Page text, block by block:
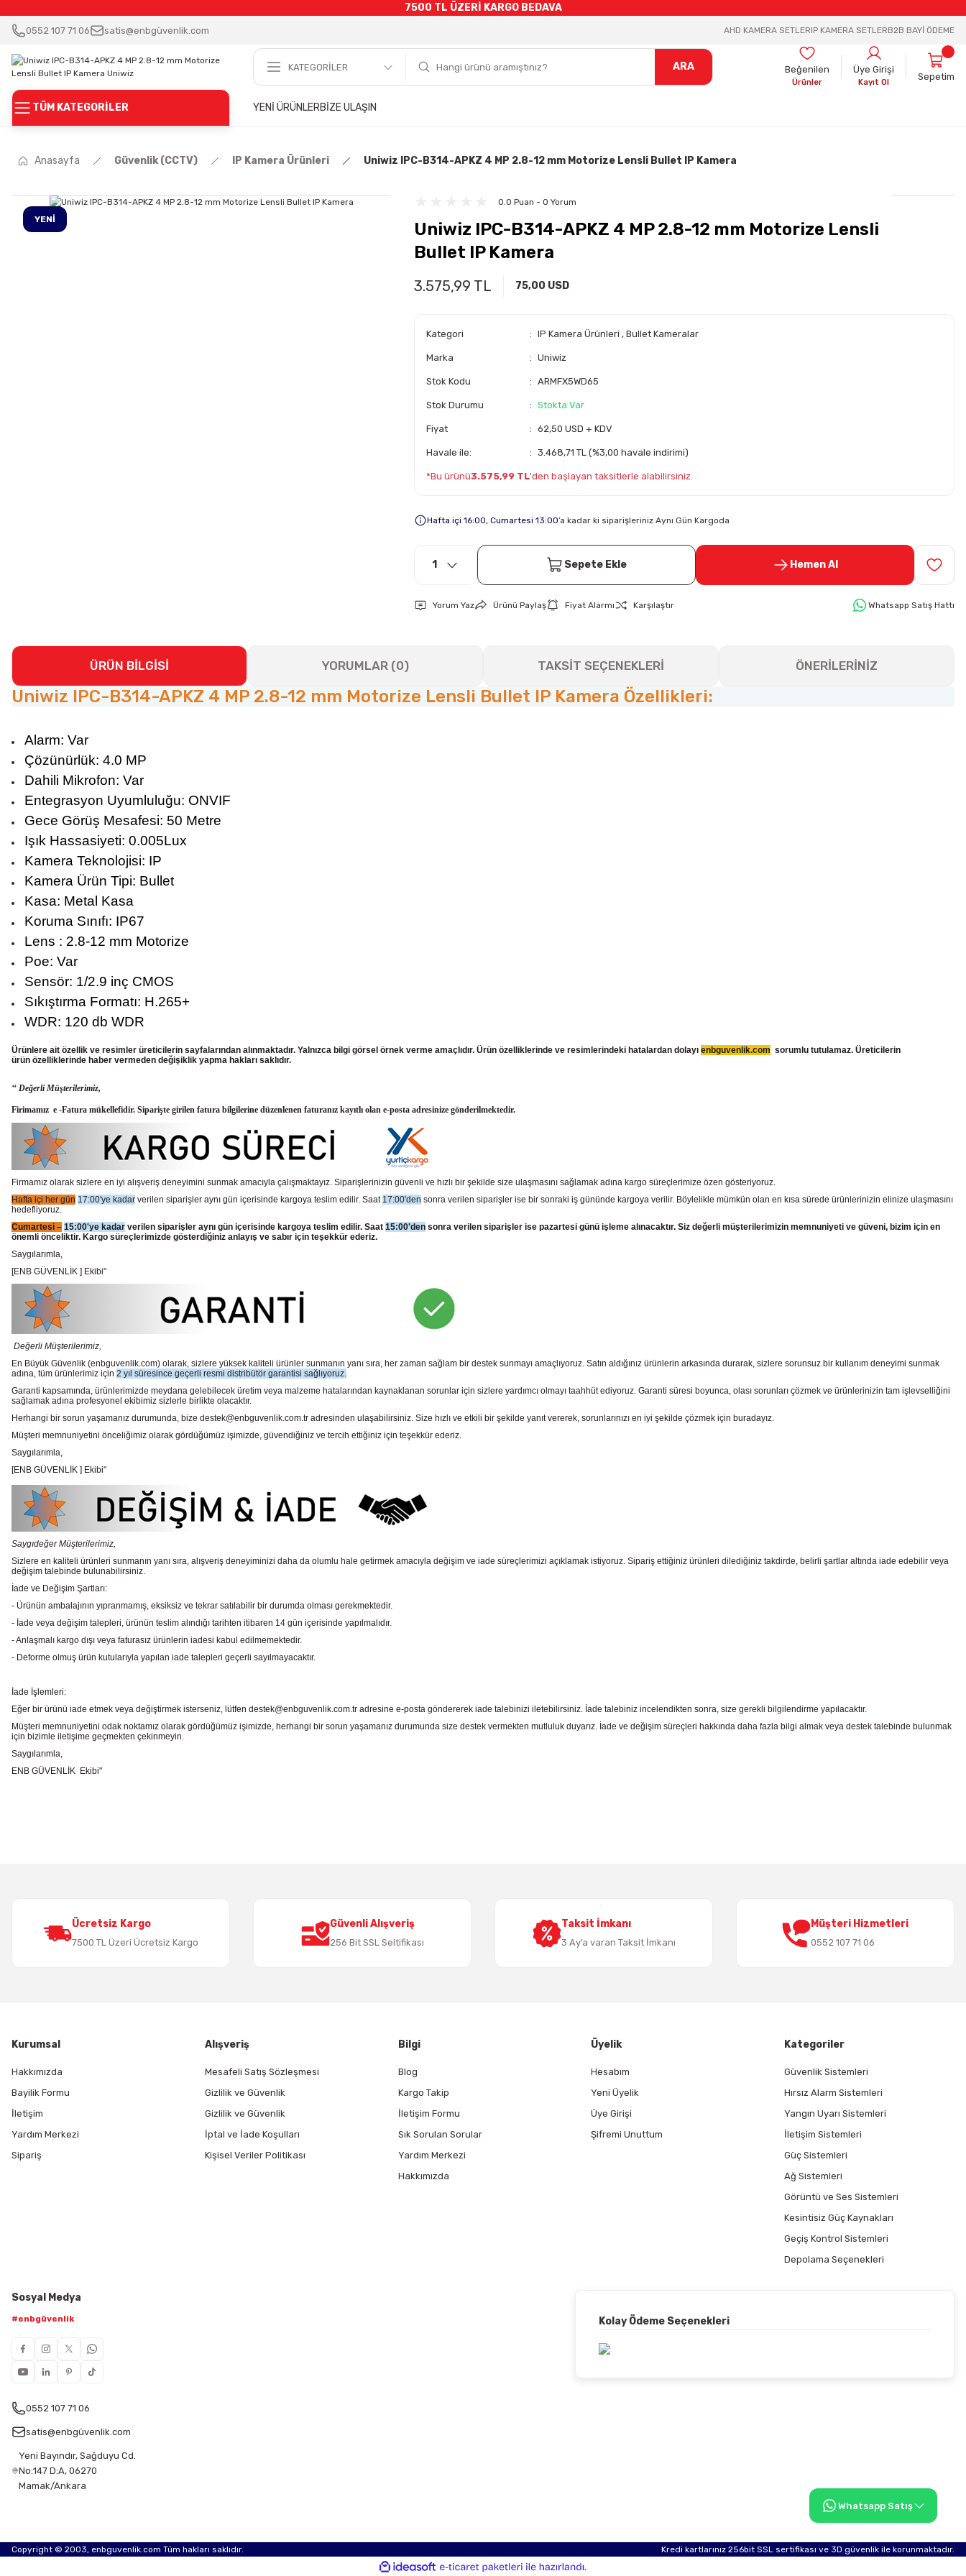
7500 TL ÜZERİ KARGO BEDAVA
0552 107 71 06 satis@enbgüvenlik.com AHD KAMERA SETLERIP KAMERA SETLERB2B BAYİ ÖDEME
ARA Beğenilen
Ürünler
Üye Girişi
Kayıt Ol
Sepetim
TÜM KATEGORİLER YENİ ÜRÜNLERBİZE ULAŞIN
Anasayfa Güvenlik (CCTV) IP Kamera Ürünleri Uniwiz IPC-B314-APKZ 4 MP 2.8-12 mm Motorize Lensli Bullet IP Kamera
YENİ
0.0 Puan - 0 Yorum
Uniwiz IPC-B314-APKZ 4 MP 2.8-12 mm Motorize Lensli
Bullet IP Kamera
3.575,99 TL 75,00 USD
Kategori IP Kamera Ürünleri , Bullet Kameralar
Marka Uniwiz
Stok Kodu ARMFX5WD65
Stok Durumu Stokta Var
Fiyat 62,50 USD + KDV
Havale ile: 3.468,71 TL (%3,00 havale indirimi)
*Bu ürünü3.575,99 TL'den başlayan taksitlerle alabilirsiniz.
Hafta içi 16:00, Cumartesi 13:00’a kadar ki siparişleriniz Aynı Gün Kargoda
Sepete Ekle Hemen Al
Yorum Yaz Ürünü Paylaş Fiyat Alarmı Karşılaştır Whatsapp Satış Hattı
ÜRÜN BİLGİSİ YORUMLAR (0) TAKSİT SEÇENEKLERİ ÖNERİLERİNİZ
Uniwiz IPC-B314-APKZ 4 MP 2.8-12 mm Motorize Lensli Bullet IP Kamera Özellikleri:
Alarm: Var
Çözünürlük: 4.0 MP
Dahili Mikrofon: Var
Entegrasyon Uyumluluğu: ONVIF
Gece Görüş Mesafesi: 50 Metre
Işık Hassasiyeti: 0.005Lux
Kamera Teknolojisi: IP
Kamera Ürün Tipi: Bullet
Kasa: Metal Kasa
Koruma Sınıfı: IP67
Lens : 2.8-12 mm Motorize
Poe: Var
Sensör: 1/2.9 inç CMOS
Sıkıştırma Formatı: H.265+
WDR: 120 db WDR
Ürünlere ait özellik ve resimler üreticilerin sayfalarından alınmaktadır. Yalnızca bilgi görsel örnek verme amaçlıdır. Ürün özelliklerinde ve resimlerindeki hatalardan dolayı enbguvenlik.com sorumlu tutulamaz. Üreticilerin
ürün özelliklerinde haber vermeden değişiklik yapma hakları saklıdır.
‘‘ Değerli Müşterilerimiz,
Firimamız e -Fatura mükellefidir. Siparişte girilen fatura bilgilerine düzenlenen faturanız kayıtlı olan e-posta adresinize gönderilmektedir.
Firmamız olarak sizlere en iyi alışveriş deneyimini sunmak amacıyla çalışmaktayız. Siparişlerinizin güvenli ve hızlı bir şekilde size ulaşmasını sağlamak adına kargo süreçlerimize özen gösteriyoruz.
Hafta içi her gün 17:00'ye kadar verilen siparişler aynı gün içerisinde kargoya teslim edilir. Saat 17:00'den sonra verilen siparişler ise bir sonraki iş gününde kargoya verilir. Böylelikle mümkün olan en kısa sürede ürünlerinizin elinize ulaşmasını
hedefliyoruz.
Cumartesi – 15:00'ye kadar verilen siparişler aynı gün içerisinde kargoya teslim edilir. Saat 15:00'den sonra verilen siparişler ise pazartesi günü işleme alınacaktır. Siz değerli müşterilerimizin memnuniyeti ve güveni, bizim için en
önemli önceliktir. Kargo süreçlerimizde gösterdiğiniz anlayış ve sabır için teşekkür ederiz.
Saygılarımla,
[ENB GÜVENLİK ] Ekibi"
Değerli Müşterilerimiz,
En Büyük Güvenlik (enbguvenlik.com) olarak, sizlere yüksek kaliteli ürünler sunmanın yanı sıra, her zaman sağlam bir destek sunmayı amaçlıyoruz. Satın aldığınız ürünlerin arkasında durarak, sizlere sorunsuz bir kullanım deneyimi sunmak
adına, tüm ürünlerimiz için 2 yıl süresince geçerli resmi distribütör garantisi sağlıyoruz.
Garanti kapsamında, ürünlerimizde meydana gelebilecek üretim veya malzeme hatalarından kaynaklanan sorunlar için sizlere yardımcı olmayı taahhüt ediyoruz. Garanti süresi boyunca, olası sorunları çözmek ve ürünlerinizin tam işlevselliğini
sağlamak adına profesyonel ekibimiz sizlerle birlikte olacaktır.
Herhangi bir sorun yaşamanız durumunda, bize destek@enbguvenlik.com.tr adresinden ulaşabilirsiniz. Size hızlı ve etkili bir şekilde yanıt vererek, sorunlarınızı en iyi şekilde çözmek için buradayız.
Müşteri memnuniyetini önceliğimiz olarak gördüğümüz işimizde, güvendiğiniz ve tercih ettiğiniz için teşekkür ederiz.
Saygılarımla,
[ENB GÜVENLİK ] Ekibi"
Saygıdeğer Müşterilerimiz,
Sizlere en kaliteli ürünleri sunmanın yanı sıra, alışveriş deneyiminizi daha da olumlu hale getirmek amacıyla değişim ve iade süreçlerimizi açıklamak istiyoruz. Sipariş ettiğiniz ürünleri dilediğiniz takdirde, belirli şartlar altında iade edebilir veya
değişim talebinde bulunabilirsiniz.
İade ve Değişim Şartları:
- Ürünün ambalajının yıpranmamış, eksiksiz ve tekrar satılabilir bir durumda olması gerekmektedir.
- İade veya değişim talepleri, ürünün teslim alındığı tarihten itibaren 14 gün içerisinde yapılmalıdır.
- Anlaşmalı kargo dışı veya faturasız ürünlerin iadesi kabul edilmemektedir.
- Deforme olmuş ürün kutularıyla yapılan iade talepleri geçerli sayılmayacaktır.
İade İşlemleri:
Eğer bir ürünü iade etmek veya değiştirmek isterseniz, lütfen destek@enbguvenlik.com.tr adresine e-posta göndererek iade talebinizi iletebilirsiniz. İade talebiniz incelendikten sonra, size gerekli bilgilendirme yapılacaktır.
Müşteri memnuniyetini odak noktamız olarak gördüğümüz işimizde, herhangi bir sorun yaşamanız durumunda size destek vermekten mutluluk duyarız. İade ve değişim süreçleri hakkında daha fazla bilgi almak veya destek talebinde bulunmak
için bizimle iletişime geçmekten çekinmeyin.
Saygılarımla,
ENB GÜVENLİK Ekibi"
Bu ürüne benzer farklı alternatifler olmalı.
Ücretsiz Kargo
7500 TL Üzeri Ücretsiz Kargo
Güvenli Alışveriş
256 Bit SSL Seltifikası
Taksit İmkanı
3 Ay’a varan Taksit İmkanı
Müşteri Hizmetleri
0552 107 71 06
Kurumsal
Hakkımızda
Bayilik Formu
İletişim
Yardım Merkezi
Sipariş
Alışveriş
Mesafeli Satış Sözleşmesi
Gizlilik ve Güvenlik
Gizlilik ve Güvenlik
İptal ve İade Koşulları
Kişisel Veriler Politikası
Bilgi
Blog
Kargo Takip
İletişim Formu
Sık Sorulan Sorular
Yardım Merkezi
Hakkımızda
Üyelik
Hesabım
Yeni Üyelik
Üye Girişi
Şifremi Unuttum
Kategoriler
Güvenlik Sistemleri
Hırsız Alarm Sistemleri
Yangın Uyarı Sistemleri
İletişim Sistemleri
Güç Sistemleri
Ağ Sistemleri
Görüntü ve Ses Sistemleri
Kesintisiz Güç Kaynakları
Geçiş Kontrol Sistemleri
Depolama Seçenekleri
Sosyal Medya
#enbgüvenlik
0552 107 71 06
satis@enbgüvenlik.com
Yeni Bayındır, Sağduyu Cd.
No:147 D:A, 06270
Mamak/Ankara
Kolay Ödeme Seçenekleri
Copyright © 2003, enbguvenlik.com Tüm hakları saklıdır. Kredi kartlarınız 256bit SSL sertifikası ve 3D güvenlik ile korunmaktadır.
Whatsapp Satış
ideasoft
e-